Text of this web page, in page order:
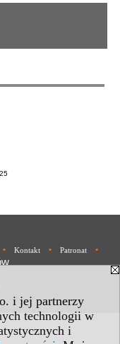
i jej partnerzy
technologii w
i
• Kontakt • Patronat •